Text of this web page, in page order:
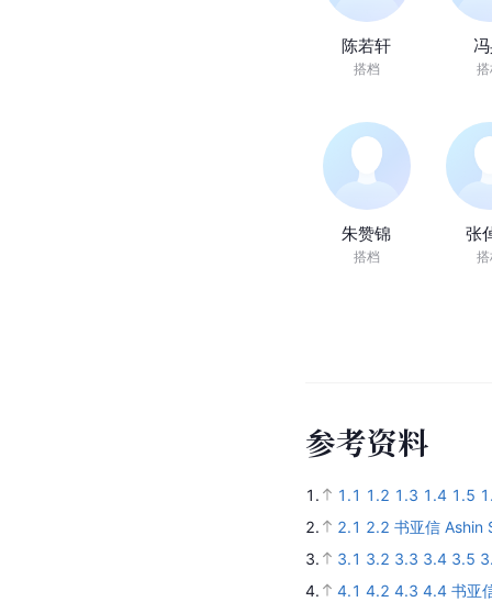
陈若轩
搭档
朱赞锦
搭档
张
参考资料
1. 1.1 1.2 1.3 1.4 1.5
2.
2.1 2.2 书亚信 Ashin
3.
3.1 3.2 3.3 3.4 3.5
4.
4.1 4.2 4.3 4.4 书亚